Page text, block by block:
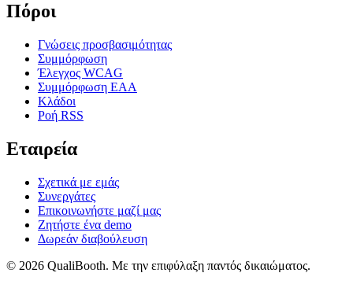
Πόροι
Γνώσεις προσβασιμότητας
Συμμόρφωση
Έλεγχος WCAG
Συμμόρφωση EAA
Κλάδοι
Ροή RSS
Εταιρεία
Σχετικά με εμάς
Συνεργάτες
Επικοινωνήστε μαζί μας
Ζητήστε ένα demo
Δωρεάν διαβούλευση
© 2026 QualiBooth. Με την επιφύλαξη παντός δικαιώματος.